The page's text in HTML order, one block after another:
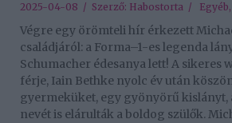
2025-04-08 / Szerző: Habostorta / Egyéb,
Végre egy örömteli hír érkezett
családjáról: a Forma–1-es legenda
Schumacher édesanya lett! A sikeres
férje, Iain Bethke nyolc év után
gyermeküket, egy gyönyörű kislányt,
nevét is elárulták a boldog szülők.